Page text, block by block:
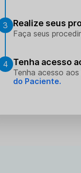
3 Realize seus
Faça seus
4 Tenha acesso
Tenha acesso
do Paciente.